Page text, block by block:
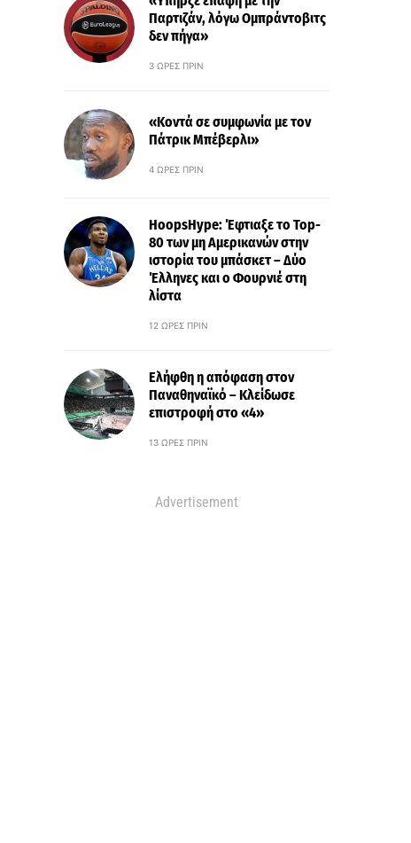
Παρτιζάν, λόγω Ομπράντοβιτς
δεν πήγα»
3 ΏΡΕΣ ΠΡΙΝ
«Κοντά σε συμφωνία με τον
Πάτρικ Μπέβερλι»
4 ΏΡΕΣ ΠΡΙΝ
HoopsHype: Έφτιαξε το Top-
80 των μη Αμερικανών στην
ιστορία του μπάσκετ – Δύο
Έλληνες και ο Φουρνιέ στη
λίστα
12 ΏΡΕΣ ΠΡΙΝ
Ελήφθη η απόφαση στον
Παναθηναϊκό – Κλείδωσε
επιστροφή στο «4»
13 ΏΡΕΣ ΠΡΙΝ
Advertisement